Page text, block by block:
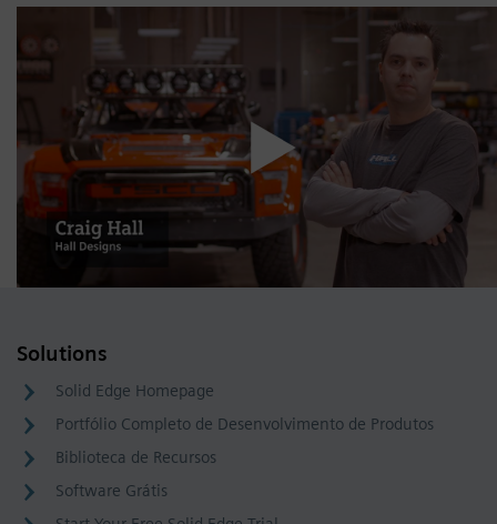
Solutions
Solid Edge Homepage
Portfólio Completo de Desenvolvimento de Produtos
Biblioteca de Recursos
Software Grátis